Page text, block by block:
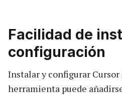
Facilidad de
configuración
Instalar y configurar Cursor
herramienta puede